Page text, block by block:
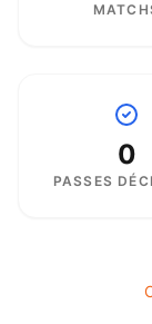
0
PASSES